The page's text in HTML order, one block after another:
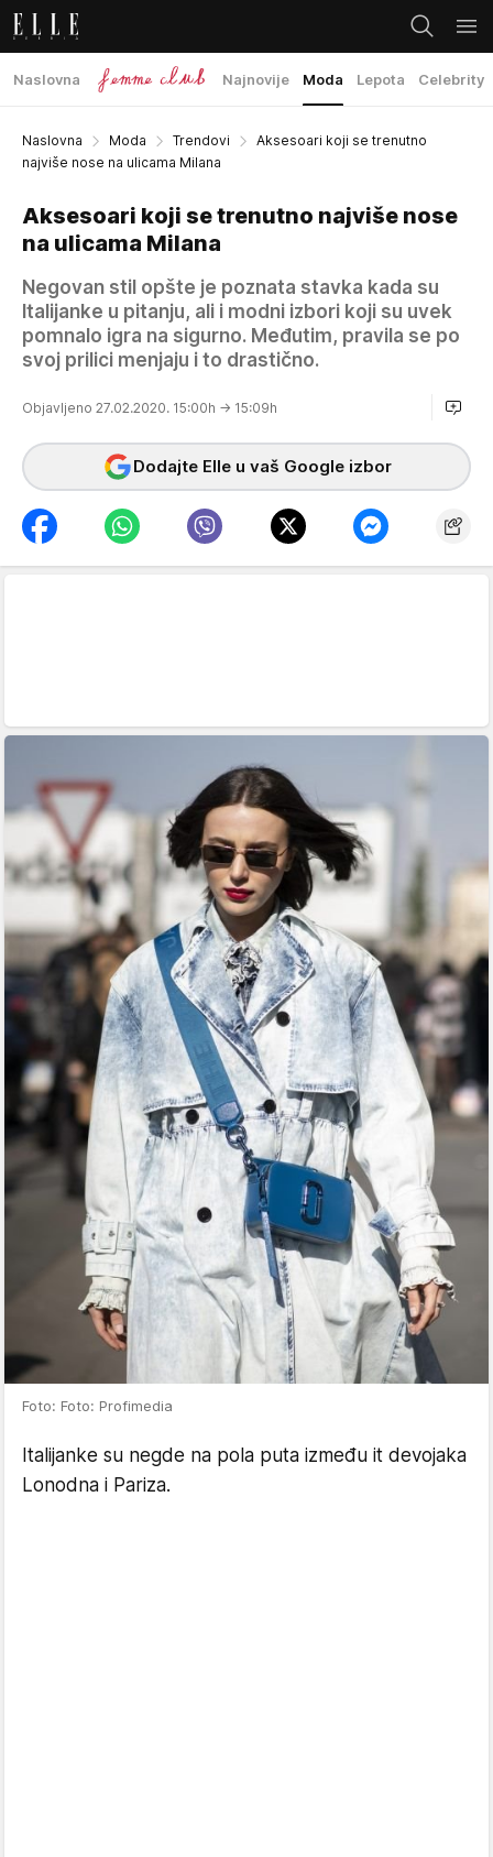
Naslovna Najnovije Moda Lepota Celebrity
Naslovna Moda Trendovi
Aksesoari koji se trenutno
najviše nose na ulicama Milana
Aksesoari koji se trenutno najviše nose
na ulicama Milana
Negovan stil opšte je poznata stavka kada su
Italijanke u pitanju, ali i modni izbori koji su uvek
pomnalo igra na sigurno. Međutim, pravila se po
svoj prilici menjaju i to drastično.
Objavljeno 27.02.2020. 15:00h → 15:09h
Dodajte Elle u vaš Google izbor
Foto: Foto: Profimedia
Italijanke su negde na pola puta između it devojaka
Lonodna i Pariza.